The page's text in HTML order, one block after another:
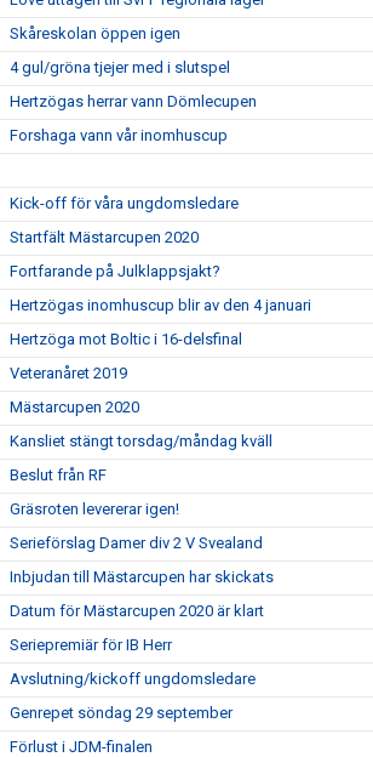
Skåreskolan öppen igen
4 gul/gröna tjejer med i slutspel
Hertzögas herrar vann Dömlecupen
Forshaga vann vår inomhuscup
Kick-off för våra ungdomsledare
Startfält Mästarcupen 2020
Fortfarande på Julklappsjakt?
Hertzögas inomhuscup blir av den 4 januari
Hertzöga mot Boltic i 16-delsfinal
Veteranåret 2019
Mästarcupen 2020
Kansliet stängt torsdag/måndag kväll
Beslut från RF
Gräsroten levererar igen!
Serieförslag Damer div 2 V Svealand
Inbjudan till Mästarcupen har skickats
Datum för Mästarcupen 2020 är klart
Seriepremiär för IB Herr
Avslutning/kickoff ungdomsledare
Genrepet söndag 29 september
Förlust i JDM-finalen